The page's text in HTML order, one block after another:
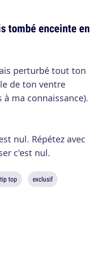
tombé enceinte en
perturbé tout ton
de ton ventre
ma connaissance).
nul. Répétez avec
c'est nul.
tip top exclusif